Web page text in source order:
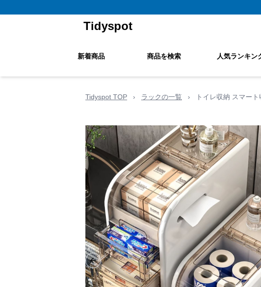
Tidyspot
新着商品 商品を検索 人気ランキン
Tidyspot TOP › ラックの一覧 › トイレ収納 スマー
Previous slide